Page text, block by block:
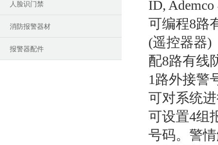
人脸识门禁
消防报警器材
报警器配件
ID,
可编程8路
(遥控器器)
配8路有线
1路外接警
可对系统
可设置4组
号码。警